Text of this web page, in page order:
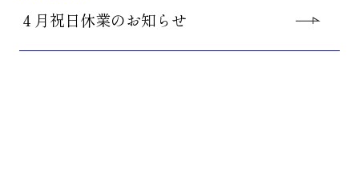
４月祝日休業のお知らせ